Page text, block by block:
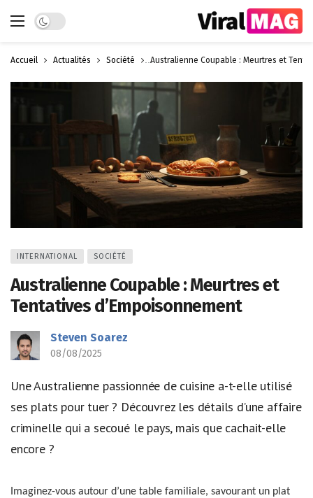
Dark mode
Accueil Actualités Société Australienne Coupable : Meurtres et
INTERNATIONAL SOCIÉTÉ
Australienne Coupable : Meurtres et
Tentatives d’Empoisonnement
Steven Soarez
08/08/2025
Une Australienne passionnée de cuisine a-t-elle utilisé
ses plats pour tuer ? Découvrez les détails d’une affaire
criminelle qui a secoué le pays, mais que cachait-elle
encore ?
Imaginez-vous autour d’une table familiale, savourant un plat